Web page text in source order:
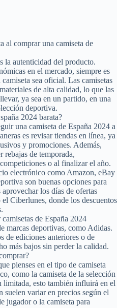
al comprar una camiseta de
la autenticidad del producto.
en el mercado, siempre es
sea oficial. Las camisetas
de alta calidad, lo que las
ya sea en un partido, en una
deportiva.
2024 barata?
una camiseta de España 2024 a
es revisar tiendas en línea, ya
y promociones. Además,
rebajas de temporada,
o al finalizar el año.
electrónico como Amazon, eBay
son buenas opciones para
los días de ofertas
Ciberlunes, donde los descuentos
de España 2024
marcas deportivas, como Adidas.
de ediciones anteriores o de
más bajos sin perder la calidad.
pienses en el tipo de camiseta
como la camiseta de la selección
esto también influirá en el
suelen variar en precios según el
jugador o la camiseta para